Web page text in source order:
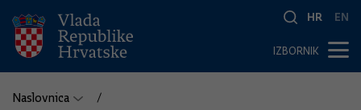
HR EN
IZBORNIK
Naslovnica